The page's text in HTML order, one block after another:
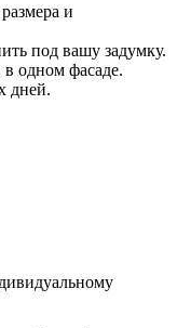
и
под вашу задумку.
одном фасаде.
дней.